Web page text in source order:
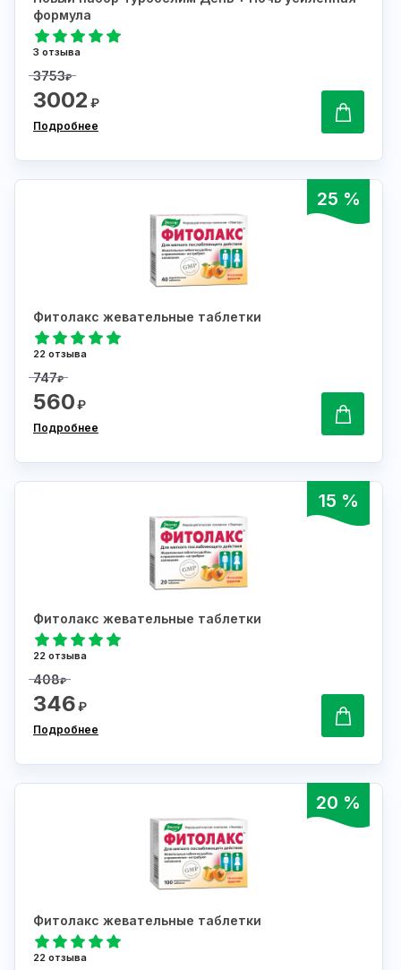
формула
3 отзыва
3753₽
3002 ₽
Подробнее
25 %
Фитолакс жевательные таблетки
22 отзыва
747₽
560₽
Подробнее
15 %
Фитолакс жевательные таблетки
22 отзыва
408₽
346₽
Подробнее
20 %
Фитолакс жевательные таблетки
22 отзыва